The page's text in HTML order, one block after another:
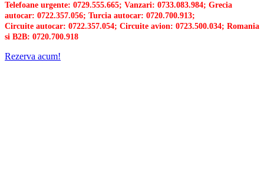
Telefoane urgente: 0729.555.665; Vanzari: 0733.083.984; Grecia
autocar: 0722.357.056; Turcia autocar: 0720.700.913;
Circuite autocar: 0722.357.054; Circuite avion: 0723.500.034; Romania
si B2B: 0720.700.918
Rezerva acum!